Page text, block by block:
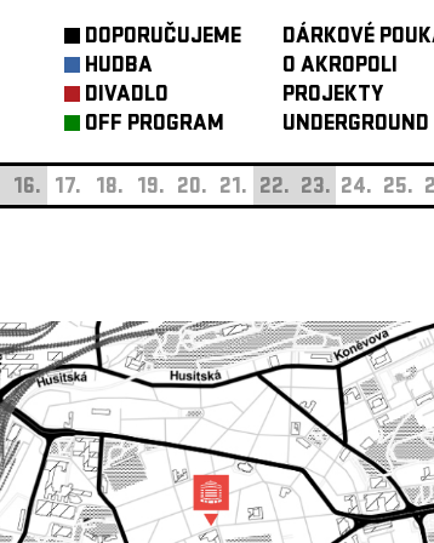
DOPORUČUJEME
HUDBA
DIVADLO
OFF PROGRAM
DÁRKOVÉ
O AKROPOLI
PROJEKTY
UNDERGROUND
16. 17. 18. 19. 20. 21. 22. 23. 24. 25.